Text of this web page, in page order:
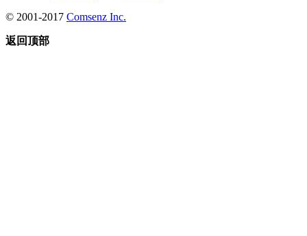
© 2001-2017 Comsenz Inc.
返回顶部